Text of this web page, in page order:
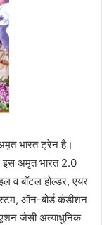
भारत ट्रेन है।
इस अमृत भारत 2.0
व बॉटल होल्डर, एयर
ऑन-बोर्ड कंडीशन
जैसी अत्याधुनिक